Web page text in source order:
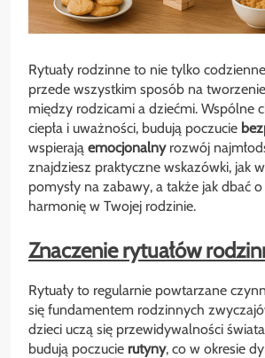
Rytuały rodzinne to nie tylko
przede wszystkim sposób na
między rodzicami a dziećmi. Wspólne
ciepła i uważności, budują poczucie
wspierają emocjonalnyrozwój
znajdziesz praktyczne wskazówki, jak
pomysły na zabawy, a także jak dbać
harmonię w Twojej rodzinie.
Znaczenie rytuałów
Rytuały to regularnie powtarzane
się fundamentem rodzinnych
dzieci uczą się przewidywalności
budują poczucie rutyny, co w okresie